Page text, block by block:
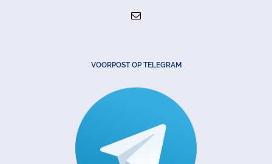
VOORPOST OP TELEGRAM